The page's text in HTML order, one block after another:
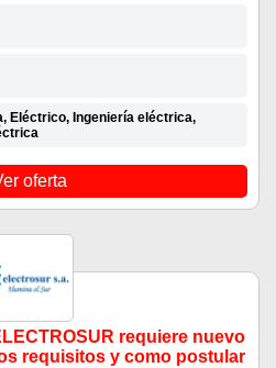
Eléctrico, Ingeniería eléctrica,
oferta
requiere nuevo
requisitos y como postular